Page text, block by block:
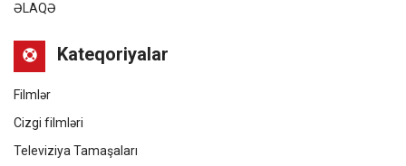
ƏLAQƏ
Kateqoriyalar
Filmlər
Cizgi filmləri
Televiziya Tamaşaları